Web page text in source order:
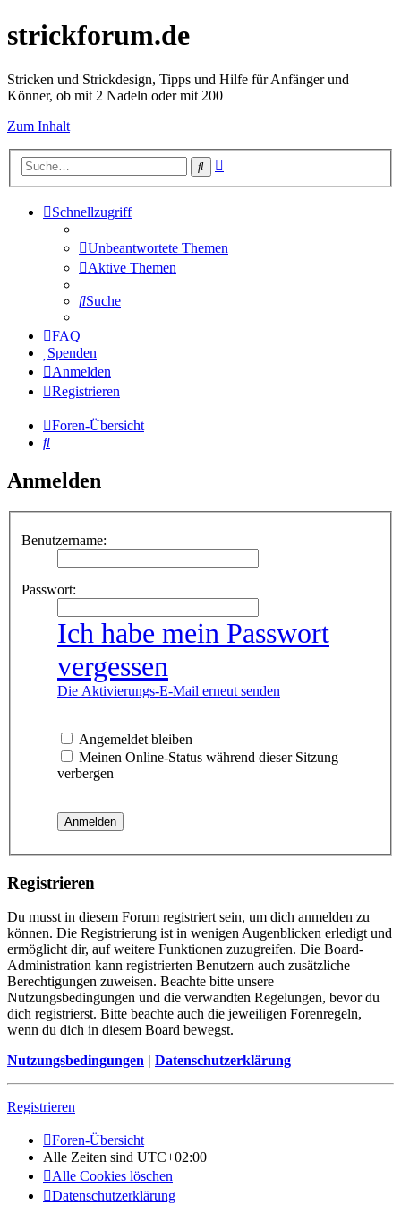
strickforum.de
Stricken und Strickdesign, Tipps und Hilfe für Anfänger und
Könner, ob mit 2 Nadeln oder mit 200
Zum Inhalt
Suche
Schnellzugriff
Unbeantwortete Themen
Aktive Themen
Suche
FAQ
Spenden
Anmelden
Registrieren
Foren-Übersicht
Suche
Anmelden
Benutzername:
Passwort:
Ich habe mein Passwort
vergessen
Die Aktivierungs-E-Mail erneut senden
Angemeldet bleiben
Meinen Online-Status während dieser Sitzung
verbergen
Registrieren
Du musst in diesem Forum registriert sein, um dich anmelden zu
können. Die Registrierung ist in wenigen Augenblicken erledigt und
ermöglicht dir, auf weitere Funktionen zuzugreifen. Die Board-
Administration kann registrierten Benutzern auch zusätzliche
Berechtigungen zuweisen. Beachte bitte unsere
Nutzungsbedingungen und die verwandten Regelungen, bevor du
dich registrierst. Bitte beachte auch die jeweiligen Forenregeln,
wenn du dich in diesem Board bewegst.
Nutzungsbedingungen | Datenschutzerklärung
Registrieren
Foren-Übersicht
Alle Zeiten sind UTC+02:00
Alle Cookies löschen
Datenschutzerklärung